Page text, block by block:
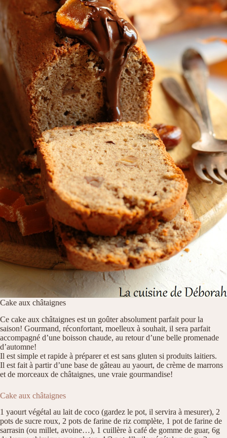
Cake aux châtaignes
Ce cake aux châtaignes est un goûter absolument parfait pour la
saison! Gourmand, réconfortant, moelleux à souhait, il sera parfait
accompagné d’une boisson chaude, au retour d’une belle promenade
d’automne!
Il est simple et rapide à préparer et est sans gluten si produits laitiers.
Il est fait à partir d’une base de gâteau au yaourt, de crème de marrons
et de morceaux de châtaignes, une vraie gourmandise!
Cake aux châtaignes
1 yaourt végétal au lait de coco (gardez le pot, il servira à mesurer), 2
pots de sucre roux, 2 pots de farine de riz complète, 1 pot de farine de
sarrasin (ou millet, avoine…), 1 cuillère à café de gomme de guar, 6g